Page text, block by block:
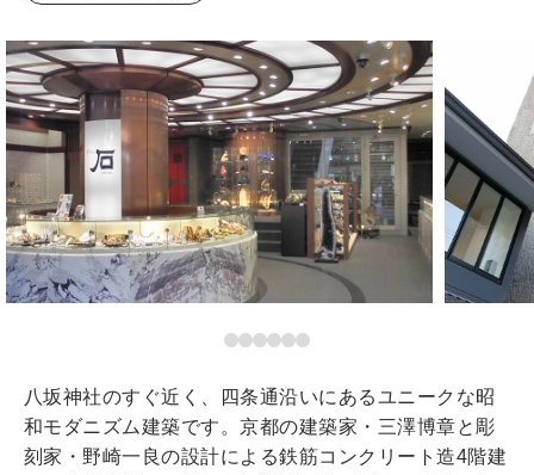
八坂神社のすぐ近く、四条通沿いにあるユニークな昭
和モダニズム建築です。京都の建築家・三澤博章と彫
刻家・野崎一良の設計による鉄筋コンクリート造4階建